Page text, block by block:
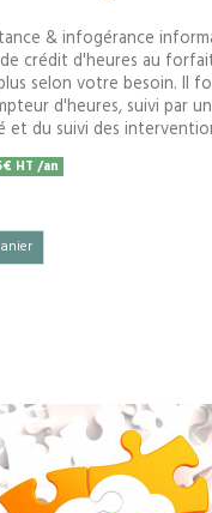
& infogérance
crédit d'heures au
selon votre besoin. Il
d'heures, suivi par
et du suivi des
HT /an